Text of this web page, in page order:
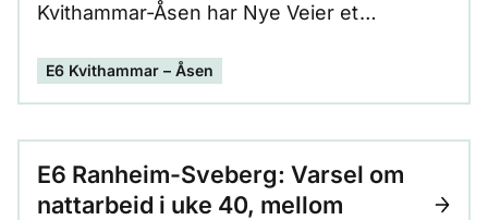
Kvithammar-Åsen har Nye Veier et
seg på Holan i Stjørdal kommune, og søkes
avhendet på en måte som kan gi økt
samfunnsnytte.
E6 Kvithammar – Åsen
E6 Ranheim-Sveberg: Varsel om
nattarbeid i uke 40, mellom